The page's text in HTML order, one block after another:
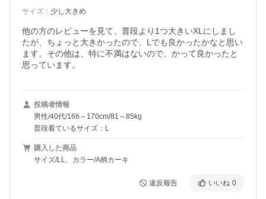
サイズ ： 少し大きめ
他の方のレビューを見て、普段より1つ大きいXLにしまし
たが、ちょっと大きかったので、Lでも良かったかなと思い
ます。その他は、特に不満はないので、かって良かったと
思っています。
投稿者情報
男性/40代/166～170cm/81～85kg
普段着ているサイズ：L
購入した商品
サイズ/LL、カラー/A柄カーキ
違反報告 いいね 0